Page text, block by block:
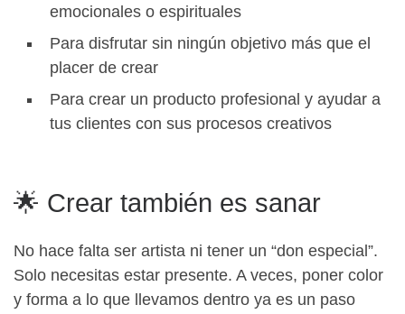
emocionales o espirituales
Para disfrutar sin ningún objetivo más que el
placer de crear
Para crear un producto profesional y ayudar a
tus clientes con sus procesos creativos
🌟 Crear también es sanar
No hace falta ser artista ni tener un “don especial”.
Solo necesitas estar presente. A veces, poner color
y forma a lo que llevamos dentro ya es un paso